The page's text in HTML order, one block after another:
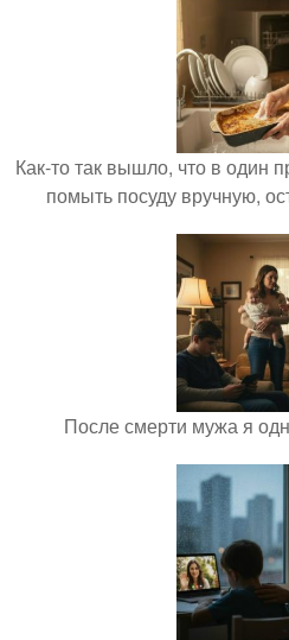
Как-то так вышло, что в один
помыть посуду вручную,
После смерти мужа я